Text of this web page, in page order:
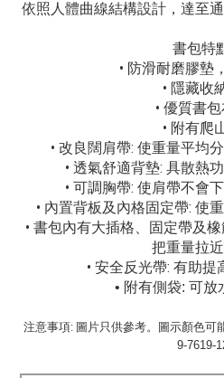
依照人體曲線結構設計，達至
書包特
• 防滑耐磨膠墊
• 隱藏收
• 優質書
• 附有爬
• 改良闊肩帶: 使重量平均
• 透氣舒適背墊: 具散熱
• 可調胸帶: 使肩帶不會
• 內置背板及內格固定帶: 使
• 書包內有大插格、固定帶及
把重量拉
• 安全反光帶: 有助
• 附有側袋: 可放
注意事項: 圖片只供參考。圖示顏色可
9-7619-